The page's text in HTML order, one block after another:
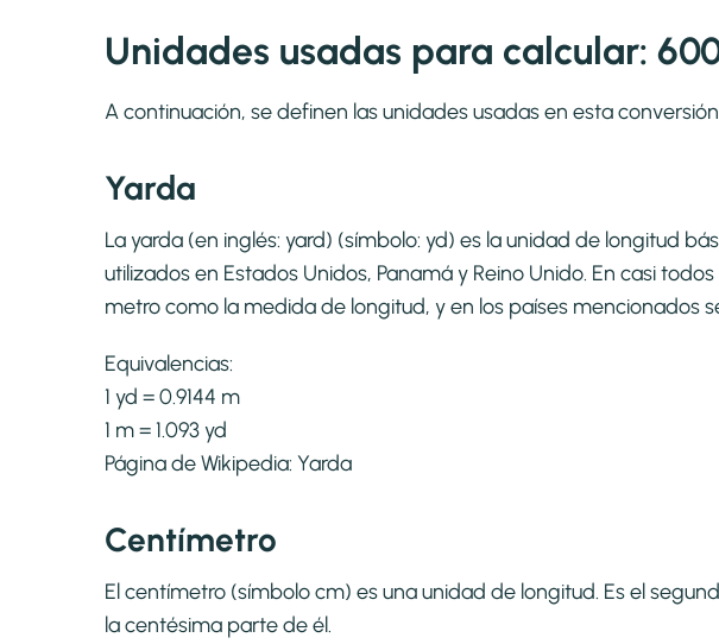
Unidades usadas para calcular:
A continuación, se definen las unidades usadas en esta
Yarda
La yarda (en inglés: yard) (símbolo: yd) es la unidad de longitud
utilizados en Estados Unidos, Panamá y Reino Unido. En casi
metro como la medida de longitud, y en los países mencionados
Equivalencias:
1 yd = 0.9144 m
1 m = 1.093 yd
Página de Wikipedia: Yarda
Centímetro
El centímetro (símbolo cm) es una unidad de longitud. Es el
la centésima parte de él.